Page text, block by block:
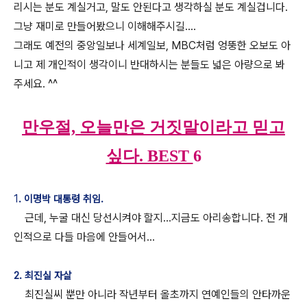
리시는 분도 계실거고, 말도 안된다고 생각하실 분도 계실겁니다.
그냥 재미로 만들어봤으니 이해해주시길....
그래도 예전의 중앙일보나 세계일보, MBC처럼 엉뚱한 오보도 아
니고 제 개인적이 생각이니 반대하시는 분들도 넓은 아량으로 봐
주세요. ^^
만우절, 오늘만은 거짓말이라고 믿고
싶다. BEST 6
1. 이명박 대통령 취임.
근데, 누굴 대신 당선시켜야 할지...지금도 아리송합니다. 전 개
인적으로 다들 마음에 안들어서...
2. 최진실 자살
최진실씨 뿐만 아니라 작년부터 올초까지 연예인들의 안타까운